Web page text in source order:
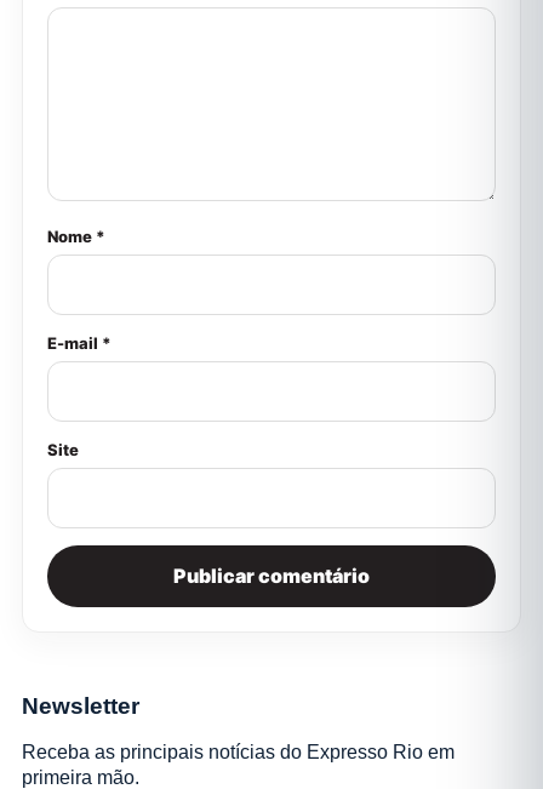
Nome *
E-mail *
Site
Newsletter
Receba as principais notícias do Expresso Rio em
primeira mão.